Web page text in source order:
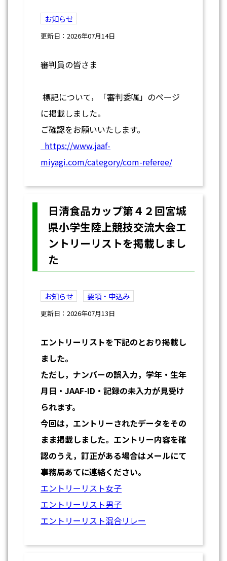
お知らせ
更新日：2026年07月14日
審判員の皆さま
標記について，「審判委嘱」のページ
に掲載しました。
ご確認をお願いいたします。
https://www.jaaf-
miyagi.com/category/com-referee/
日清食品カップ第４２回宮城
県小学生陸上競技交流大会エ
ントリーリストを掲載しまし
た
お知らせ 要項・申込み
更新日：2026年07月13日
エントリーリストを下記のとおり掲載し
ました。
ただし，ナンバーの誤入力，学年・生年
月日・JAAF-ID・記録の未入力が見受け
られます。
今回は，エントリーされたデータをその
まま掲載しました。エントリー内容を確
認のうえ，訂正がある場合はメールにて
事務局あてに連絡ください。
エントリーリスト女子
エントリーリスト男子
エントリーリスト混合リレー